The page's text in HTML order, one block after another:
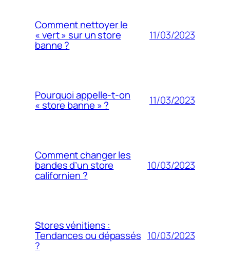
Comment nettoyer le
« vert » sur un store
banne ?
11/03/2023
Pourquoi appelle-t-on
« store banne » ? 11/03/2023
Comment changer les
bandes d’un store
californien ?
10/03/2023
Stores vénitiens :
Tendances ou dépassés
?
10/03/2023